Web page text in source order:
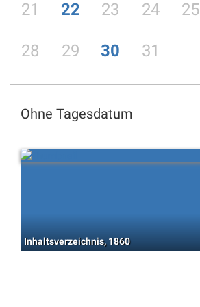
21 22 23 24 25
28 29 30 31
Ohne Tagesdatum
Inhaltsverzeichnis, 1860